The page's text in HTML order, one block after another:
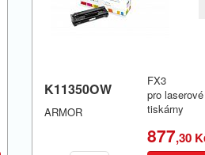
K11350OW
ARMOR
FX3
pro laserové
tiskárny
877,30